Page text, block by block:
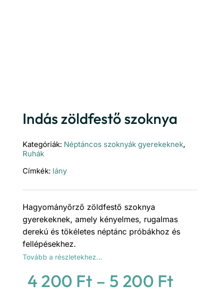
Indás zöldfestő szoknya
Kategóriák: Néptáncos szoknyák gyerekeknek,
Ruhák
Címkék: lány
Hagyományőrző zöldfestő szoknya
gyerekeknek, amely kényelmes, rugalmas
derekú és tökéletes néptánc próbákhoz és
fellépésekhez.
Tovább a részletekhez…
4 200 Ft – 5 200 Ft